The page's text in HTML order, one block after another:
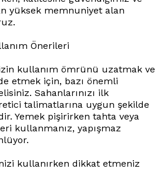
yüksek memnuniyet alan
Önerileri
kullanım ömrünü uzatmak ve
etmek için, bazı önemli
Sahanlarınızı ilk
talimatlarına uygun şekilde
Yemek pişirirken tahta veya
kullanmanız, yapışmaz
kullanırken dikkat etmeniz